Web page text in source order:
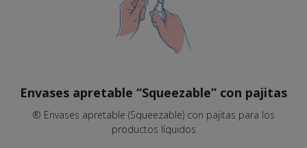
Envases apretable “Squeezable” con pajitas
® Envases apretable (Squeezable) con pajitas para los
productos líquidos